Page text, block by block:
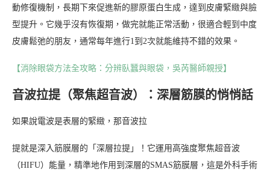
動修復機制，長期下來促進新的膠原蛋白生成，達到皮膚緊緻與臉
型提升。它幾乎沒有恢復期，做完就能正常活動，很適合輕到中度
皮膚鬆弛的朋友，通常每年進行1到2次就能維持不錯的效果。
【消除眼袋方法全攻略：分辨臥蠶與眼袋，吳芮醫師親授】
音波拉提（聚焦超音波）：深層筋膜的悄悄話
如果說電波是表層的緊緻，那音波拉
提就是深入筋膜層的「深層拉提」！它運用高強度聚焦超音波
（HIFU）能量，精準地作用到深層的SMAS筋膜層，這是外科手術